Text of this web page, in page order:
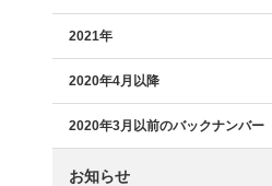
2021年
2020年4月以降
2020年3月以前のバックナンバー
お知らせ